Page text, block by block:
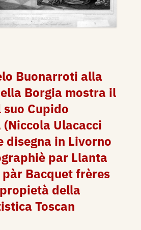
Buonarroti alla
Borgia mostra il
Cupido
Ulacacci
disegna in Livorno
par Llanta
Bacquet frères
della
Toscan